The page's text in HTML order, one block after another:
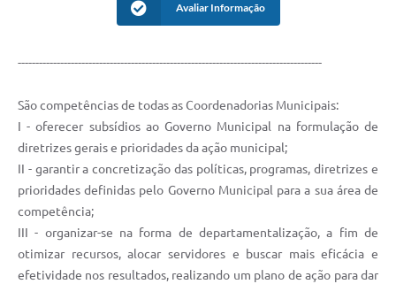
Avaliar Informação
--------------------------------------------------------------------------------------
​São competências de todas as Coordenadorias Municipais:
I - oferecer subsídios ao Governo Municipal na formulação de
diretrizes gerais e prioridades da ação municipal;
II - garantir a concretização das políticas, programas, diretrizes e
prioridades definidas pelo Governo Municipal para a sua área de
competência;
III - organizar-se na forma de departamentalização, a fim de
otimizar recursos, alocar servidores e buscar mais eficácia e
efetividade nos resultados, realizando um plano de ação para dar